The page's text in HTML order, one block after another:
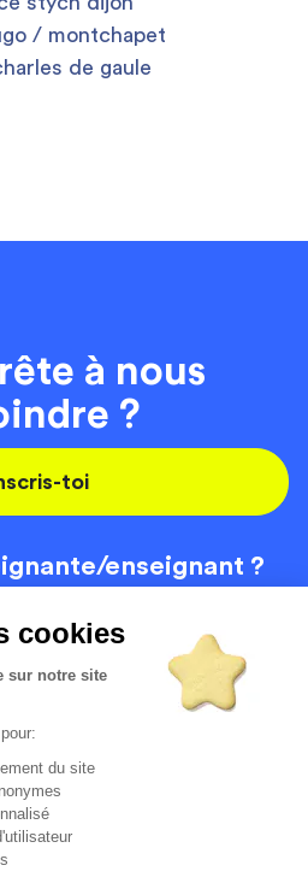
cookies
sur notre site
du site
/ montchapet
de gaule
à nous
?
toi
enseignant ?
recrute
Contact
avis publiés)